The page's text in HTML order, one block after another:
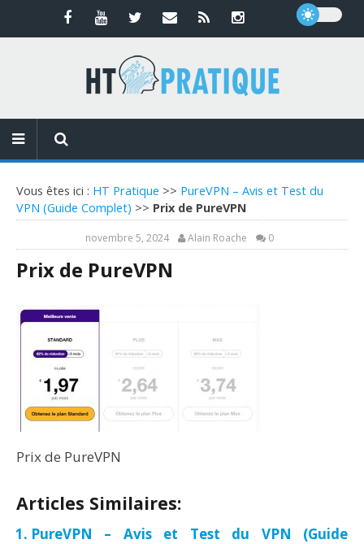
Vous êtes ici : HT Pratique >> PureVPN – Avis et Test du
VPN (Guide Complet) >> Prix de PureVPN
novembre 5, 2024 Alain Roache 0
Prix de PureVPN
Prix de PureVPN
Articles Similaires:
PureVPN – Avis et Test du VPN (Guide